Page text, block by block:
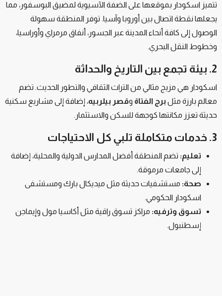
تتميز اسكودار بموقعها على الضفة الآسيوية لمضيق البوسفور، مما
يجعلها نقطة اتصال بين أوروبا وآسيا. توفر المنطقة سهولة
الوصول إلى كافة أنحاء المدينة عبر الجسور، أنفاق مرمراي وأوراسيا،
وخطوط النقل البحري.
اسكودار هي مزيج مثالي من التراث الثقافي والتطور الحديث. تضم
معالم بارزة مثل برج الفتاةو قصر بيلربيه، إضافة إلى مشاريع سكنية
حديثة تعزز مكانتها كوجهة للسكن والاستثمار.
تعليم:تضم المنطقة أفضل المدارس الدولية والمحلية، إضافة
إلى جامعات مرموقة.
صحة:مستشفيات حديثة مثل ميديكال بارك ومستشفى
اسكودار الحكومي.
تسوق وترفيه:مراكز تسوق راقية مثل أكاسيا مول وإيماجن
إسطنبول.